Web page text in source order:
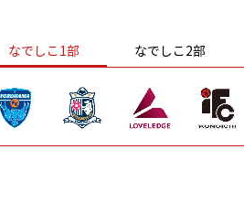
なでしこ1部 なでしこ2部